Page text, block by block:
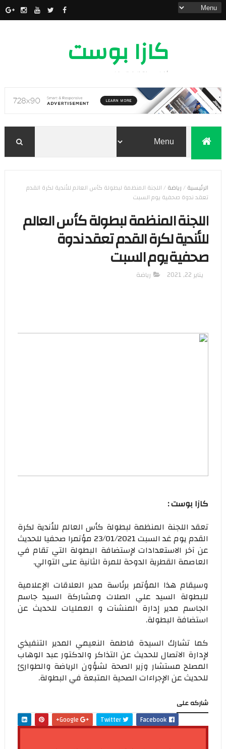
كازا بوست
أخبار مدينة الدار البيضاء
الرئيسية/رياضة/اللجنة المنظمة لبطولة كأس العالم للأندية لكرة القدم
تعقد ندوة صحفية يوم السبت
اللجنة المنظمة لبطولة كأس العالم
للأندية لكرة القدم تعقد ندوة
صحفية يوم السبت
يناير 22, 2021 رياضة
كازا بوست :
تعقد اللجنة المنظمة لبطولة كأس العالم للأندية لكرة
القدم يوم غد السبت 23/01/2021 مؤتمرا صحفيا للحديث
عن آخر الاستعدادات لإستضافة البطولة التي تقام في
العاصمة القطرية الدوحة للمرة الثانية على التوالي.
وسيقام هذا المؤتمر برئاسة مدير العلاقات الإعلامية
للبطولة السيد علي الصلات ومشاركة السيد جاسم
الجاسم مدير إدارة المنشآت و العمليات للحديث عن
استضافة البطولة.
كما تشارك السيدة فاطمة النعيمي المدير التنفيذي
لإدارة الاتصال للحديث عن التذاكر والدكتور عبد الوهاب
المصلح مستشار وزير الصحة لشؤون الرياضة والطوارئ
للحديث عن الإجراءات الصحية المتبعة في البطولة.
شاركه على
Facebook
Twitter